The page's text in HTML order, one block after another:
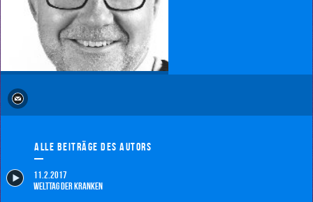
Alle Beiträge des Autors
11.2.2017
Welttag der Kranken